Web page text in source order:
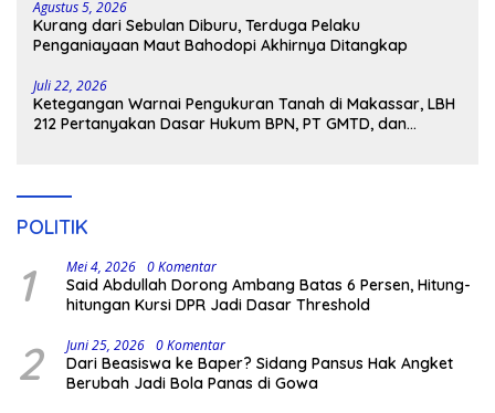
Agustus 5, 2026
Kurang dari Sebulan Diburu, Terduga Pelaku
Penganiayaan Maut Bahodopi Akhirnya Ditangkap
Juli 22, 2026
Ketegangan Warnai Pengukuran Tanah di Makassar, LBH
212 Pertanyakan Dasar Hukum BPN, PT GMTD, dan
POLITIK
1 Mei 4, 2026 0 Komentar
Said Abdullah Dorong Ambang Batas 6 Persen, Hitung-
hitungan Kursi DPR Jadi Dasar Threshold
2 Juni 25, 2026 0 Komentar
Dari Beasiswa ke Baper? Sidang Pansus Hak Angket
Berubah Jadi Bola Panas di Gowa